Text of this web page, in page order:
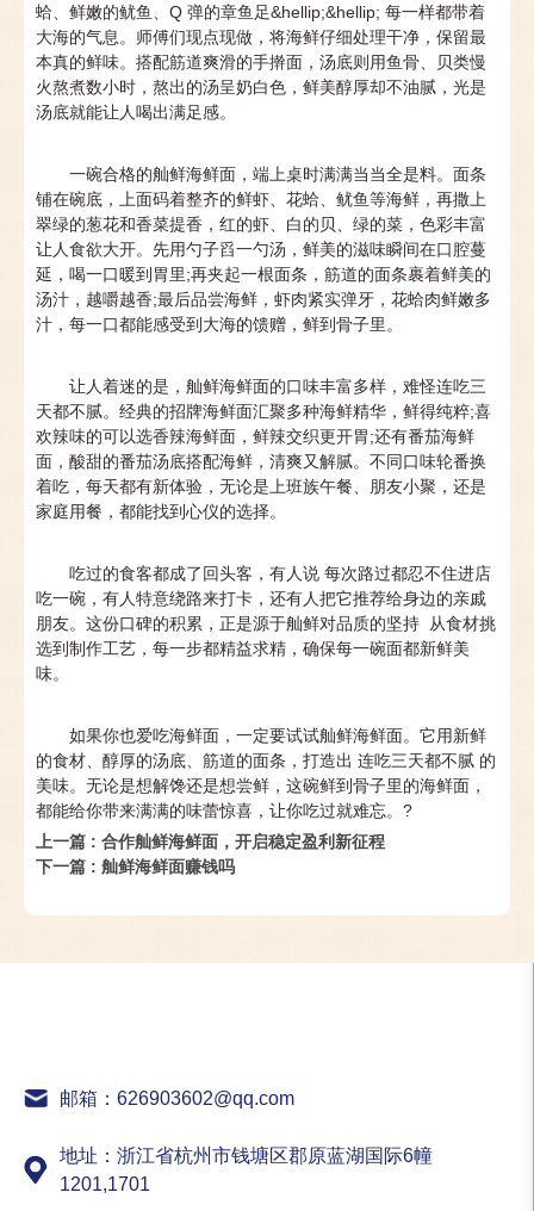
蛤、鲜嫩的鱿鱼、Q 弹的章鱼足&hellip;&hellip; 每一样都带着
大海的气息。师傅们现点现做，将海鲜仔细处理干净，保留最
本真的鲜味。搭配筋道爽滑的手擀面，汤底则用鱼骨、贝类慢
火熬煮数小时，熬出的汤呈奶白色，鲜美醇厚却不油腻，光是
汤底就能让人喝出满足感。
一碗合格的舢鲜海鲜面，端上桌时满满当当全是料。面条
铺在碗底，上面码着整齐的鲜虾、花蛤、鱿鱼等海鲜，再撒上
翠绿的葱花和香菜提香，红的虾、白的贝、绿的菜，色彩丰富
让人食欲大开。先用勺子舀一勺汤，鲜美的滋味瞬间在口腔蔓
延，喝一口暖到胃里;再夹起一根面条，筋道的面条裹着鲜美的
汤汁，越嚼越香;最后品尝海鲜，虾肉紧实弹牙，花蛤肉鲜嫩多
汁，每一口都能感受到大海的馈赠，鲜到骨子里。
让人着迷的是，舢鲜海鲜面的口味丰富多样，难怪连吃三
天都不腻。经典的招牌海鲜面汇聚多种海鲜精华，鲜得纯粹;喜
欢辣味的可以选香辣海鲜面，鲜辣交织更开胃;还有番茄海鲜
面，酸甜的番茄汤底搭配海鲜，清爽又解腻。不同口味轮番换
着吃，每天都有新体验，无论是上班族午餐、朋友小聚，还是
家庭用餐，都能找到心仪的选择。
吃过的食客都成了回头客，有人说 每次路过都忍不住进店
吃一碗，有人特意绕路来打卡，还有人把它推荐给身边的亲戚
朋友。这份口碑的积累，正是源于舢鲜对品质的坚持 从食材挑
选到制作工艺，每一步都精益求精，确保每一碗面都新鲜美
味。
如果你也爱吃海鲜面，一定要试试舢鲜海鲜面。它用新鲜
的食材、醇厚的汤底、筋道的面条，打造出 连吃三天都不腻 的
美味。无论是想解馋还是想尝鲜，这碗鲜到骨子里的海鲜面，
都能给你带来满满的味蕾惊喜，让你吃过就难忘。?
上一篇 : 合作舢鲜海鲜面，开启稳定盈利新征程
下一篇 : 舢鲜海鲜面赚钱吗
邮箱：626903602@qq.com
地址：浙江省杭州市钱塘区郡原蓝湖国际6幢
1201,1701